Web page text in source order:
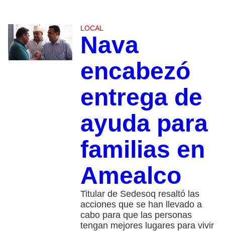
LOCAL
Nava
encabezó
entrega de
ayuda para
familias en
Amealco
Titular de Sedesoq resaltó las
acciones que se han llevado a
cabo para que las personas
tengan mejores lugares para vivir